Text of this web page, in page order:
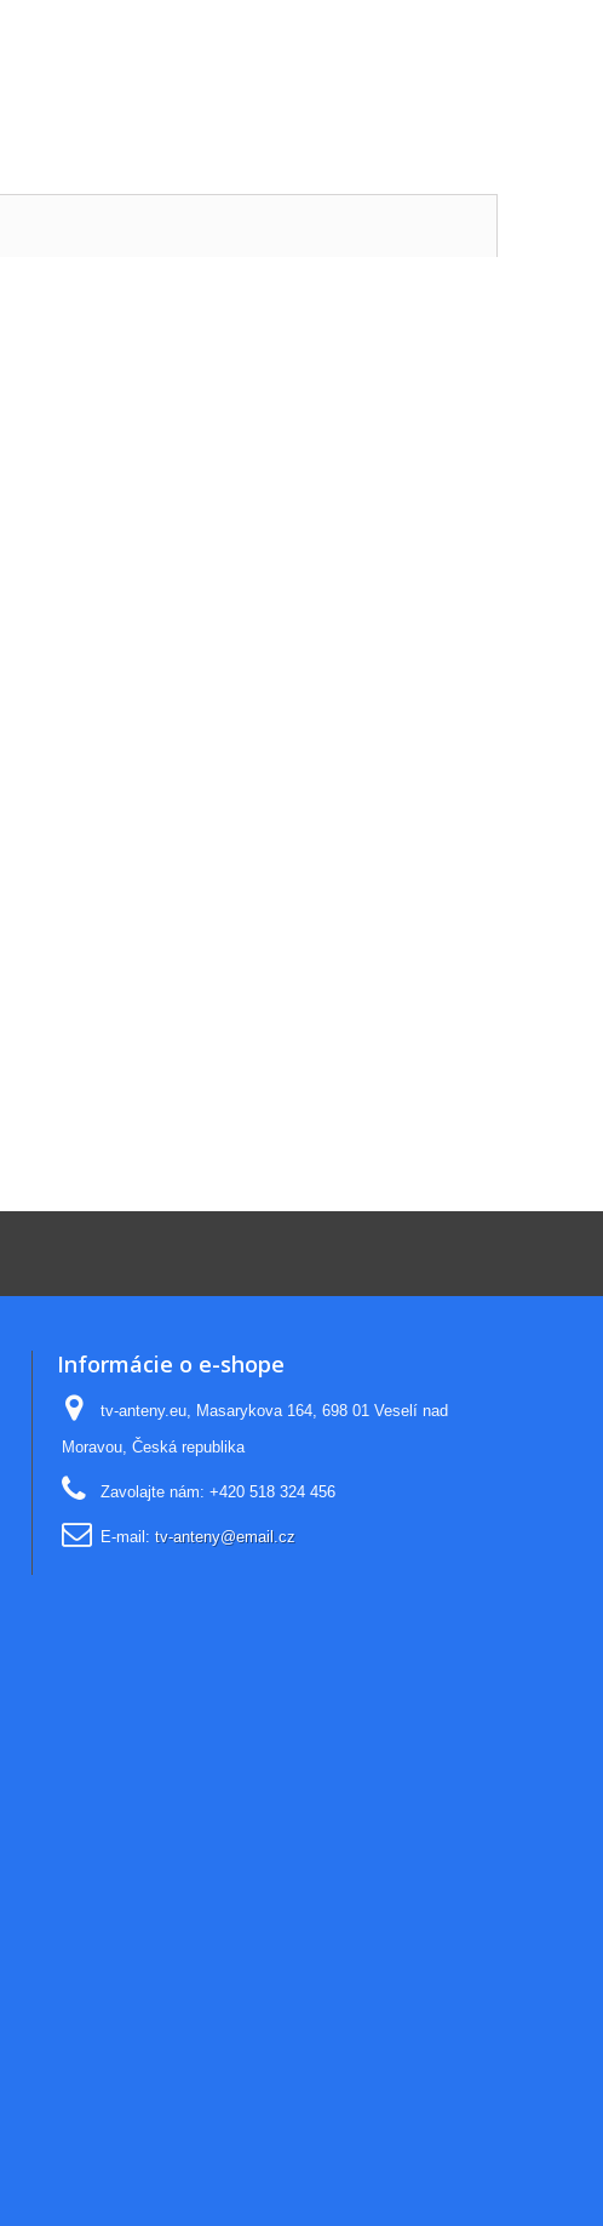
Informácie o e-shope
tv-anteny.eu, Masarykova 164, 698 01 Veselí nad
Moravou, Česká republika
Zavolajte nám: +420 518 324 456
E-mail: tv-anteny@email.cz